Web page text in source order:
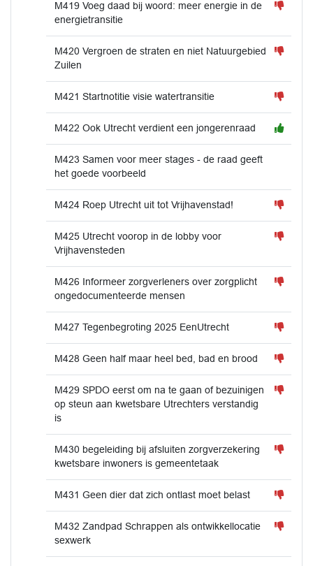
M419 Voeg daad bij woord: meer energie in de
energietransitie
M420 Vergroen de straten en niet Natuurgebied
Zuilen
M421 Startnotitie visie watertransitie
M422 Ook Utrecht verdient een jongerenraad
M423 Samen voor meer stages - de raad geeft
het goede voorbeeld
M424 Roep Utrecht uit tot Vrijhavenstad!
M425 Utrecht voorop in de lobby voor
Vrijhavensteden
M426 Informeer zorgverleners over zorgplicht
ongedocumenteerde mensen
M427 Tegenbegroting 2025 EenUtrecht
M428 Geen half maar heel bed, bad en brood
M429 SPDO eerst om na te gaan of bezuinigen
op steun aan kwetsbare Utrechters verstandig
is
M430 begeleiding bij afsluiten zorgverzekering
kwetsbare inwoners is gemeentetaak
M431 Geen dier dat zich ontlast moet belast
M432 Zandpad Schrappen als ontwikkellocatie
sexwerk